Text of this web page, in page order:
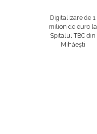
Digitalizare de 1
milion de euro la
Spitalul TBC din
Mihăești